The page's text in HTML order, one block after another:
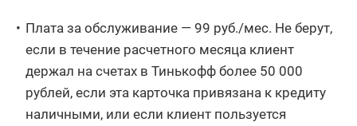
Плата за обслуживание — 99 руб./мес. Не берут,
если в течение расчетного месяца клиент
держал на счетах в Тинькофф более 50 000
рублей, если эта карточка привязана к кредиту
наличными, или если клиент пользуется